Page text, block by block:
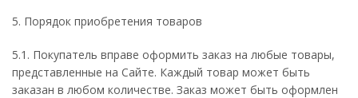
5. Порядок приобретения товаров
5.1. Покупатель вправе оформить заказ на любые товары,
представленные на Сайте. Каждый товар может быть
заказан в любом количестве. Заказ может быть оформлен